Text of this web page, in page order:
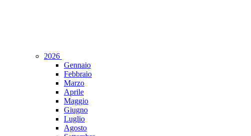
2026
Gennaio
Febbraio
Marzo
Aprile
Maggio
Giugno
Luglio
Agosto